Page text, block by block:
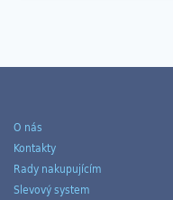
O nás
Kontakty
Rady nakupujícím
Slevový system